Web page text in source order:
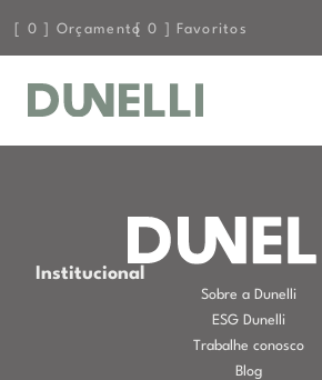
[ 0 ] Orçamento[0 ] Favoritos
Institucional
Sobre a Dunelli
ESG Dunelli
Trabalhe conosco
Blog